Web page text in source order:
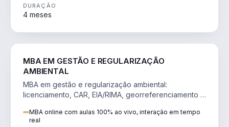
DURAÇÃO
4 meses
MBA EM GESTÃO E REGULARIZAÇÃO
AMBIENTAL
MBA em gestão e regularização ambiental:
licenciamento, CAR, EIA/RIMA, georreferenciamento e
MBA online com aulas 100% ao vivo, interação em tempo
real